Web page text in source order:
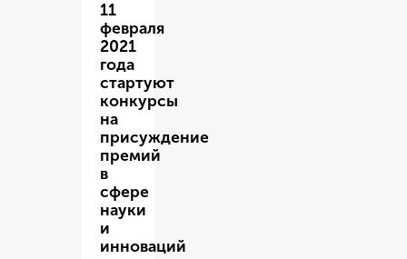
11
февраля
2021
года
стартуют
конкурсы
на
присуждение
премий
в
сфере
науки
и
инноваций